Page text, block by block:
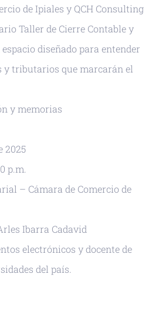
de Ipiales y QCH Consulting
Taller de Cierre Contable y
diseñado para entender
y tributarios que marcarán el
y memorias
2025
p.m.
– Cámara de Comercio de
Ibarra Cadavid
electrónicos y docente de
del país.